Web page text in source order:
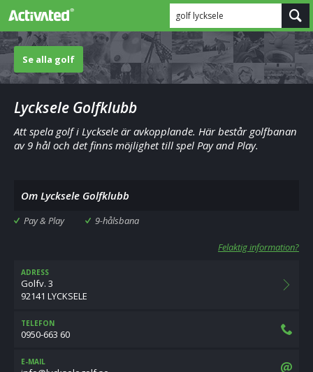
golf lycksele
Se alla golf
Lycksele Golfklubb
Att spela golf i Lycksele är avkopplande. Här består golfbanan
av 9 hål och det finns möjlighet till spel Pay and Play.
Om Lycksele Golfklubb
Pay & Play 9-hålsbana
Felaktig information?
ADRESS
Golfv. 3
92141 LYCKSELE
TELEFON
0950-663 60
E-MAIL